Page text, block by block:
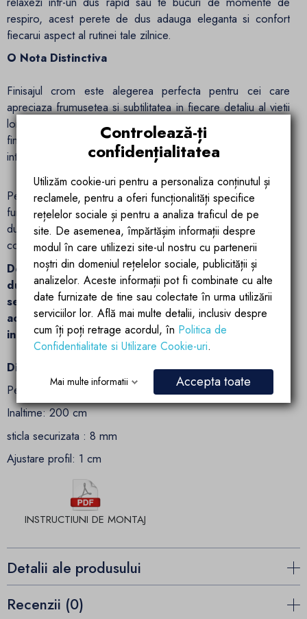
respiro, acest perete de dus adauga eleganta si confort
fiecarui aspect al rutinei tale zilnice.
O Nota Distinctiva
Finisajul crom este alegerea perfecta pentru cei care
apreciaza frumusetea si subtilitatea in fiecare detaliu al vietii
lor. Adauga un strop de eleganta si rafinament baii tale cu
finisajul crom si transforma fiecare moment petrecut acolo
intr-o experienta de neuitat.
Peretele de dus "Matia" adauga un element de eleganta si
functionalitate spatiului dvs. de baie, oferind un mediu de
dus relaxant si sigur. Este o investitie valoroasa in aspectul si
confortul baii dvs.
Descopera eleganta si durabilitatea peretelui de
dus Walk-In Ultra-Slim de la Ego Interiors. Cu sticla
securizata de 8 mm si tratament Nano Easy Clean,
acest perete de dus adauga rafinament si confort
in fiecare dus.
Dimensiuni:
Perete fix: 80,90,100,110,120,140,160 cm
Inaltime: 200 cm
sticla securizata : 8 mm
Ajustare profil: 1 cm
INSTRUCTIUNI DE MONTAJ
Detalii ale produsului
Recenzii (0)
Controlează-ți
confidențialitatea
Utilizăm cookie-uri pentru a personaliza conținutul și
reclamele, pentru a oferi funcționalități specifice
rețelelor sociale și pentru a analiza traficul de pe
site. De asemenea, împărtășim informații despre
modul în care utilizezi site-ul nostru cu partenerii
noștri din domeniul rețelelor sociale, publicității și
analizelor. Aceste informații pot fi combinate cu alte
date furnizate de tine sau colectate în urma utilizării
serviciilor lor. Află mai multe detalii, inclusiv despre
cum îți poți retrage acordul, în Politica de
Confidentialitate si Utilizare Cookie-uri.
Mai multe informatii Accepta toate